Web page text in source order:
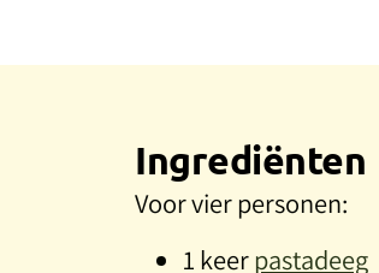
Ingrediënten
Voor vier personen:
1 keerpastadeeg